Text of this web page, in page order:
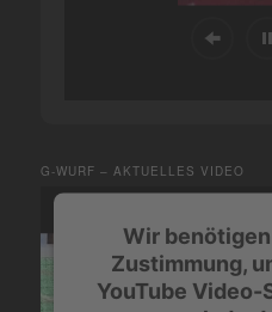
G-WURF – AKTUELLES VIDEO
Wir
Zustimmung,
YouTube Video-